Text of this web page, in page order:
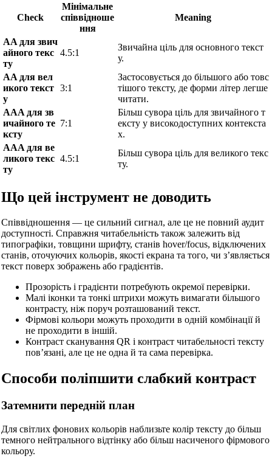
Check
Мінімальне
співвідноше
ння
Meaning
AA для звич
айного текс
ту
4.5:1
Звичайна ціль для основного текст
у.
AA для вел
икого текст
у
3:1
Застосовується до більшого або товс
тішого тексту, де форми літер легше
читати.
AAA для зв
ичайного те
ксту
7:1
Більш сувора ціль для звичайного т
ексту у високодоступних контекста
х.
AAA для ве
ликого текс
ту
4.5:1
Більш сувора ціль для великого текс
ту.
Що цей інструмент не доводить
Співвідношення — це сильний сигнал, але це не повний аудит
доступності. Справжня читабельність також залежить від
типографіки, товщини шрифту, станів hover/focus, відключених
станів, оточуючих кольорів, якості екрана та того, чи з’являється
текст поверх зображень або градієнтів.
Прозорість і градієнти потребують окремої перевірки.
Малі іконки та тонкі штрихи можуть вимагати більшого
контрасту, ніж поруч розташований текст.
Фірмові кольори можуть проходити в одній комбінації й
не проходити в іншій.
Контраст сканування QR і контраст читабельності тексту
пов’язані, але це не одна й та сама перевірка.
Способи поліпшити слабкий контраст
Затемнити передній план
Для світлих фонових кольорів наблизьте колір тексту до більш
темного нейтрального відтінку або більш насиченого фірмового
кольору.